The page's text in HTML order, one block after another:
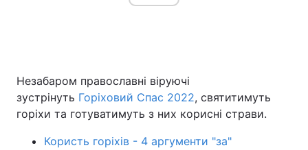
Незабаром православні віруючі
зустрінуть Горіховий Спас 2022, святитимуть
горіхи та готуватимуть з них корисні страви.
Користь горіхів - 4 аргументи "за"